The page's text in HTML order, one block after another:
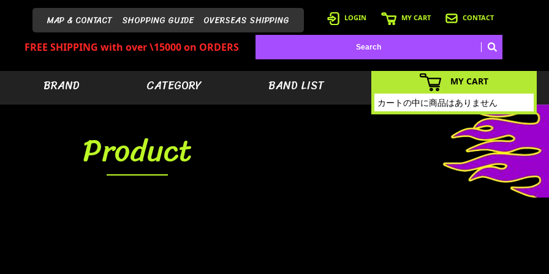
MAP & CONTACT SHOPPING GUIDE OVERSEAS SHIPPING LOGIN MY CART CONTACT
FREE SHIPPING with over \15000 on ORDERS
BRAND CATEGORY BAND LIST
Product
MY CART
カートの中に商品はありません